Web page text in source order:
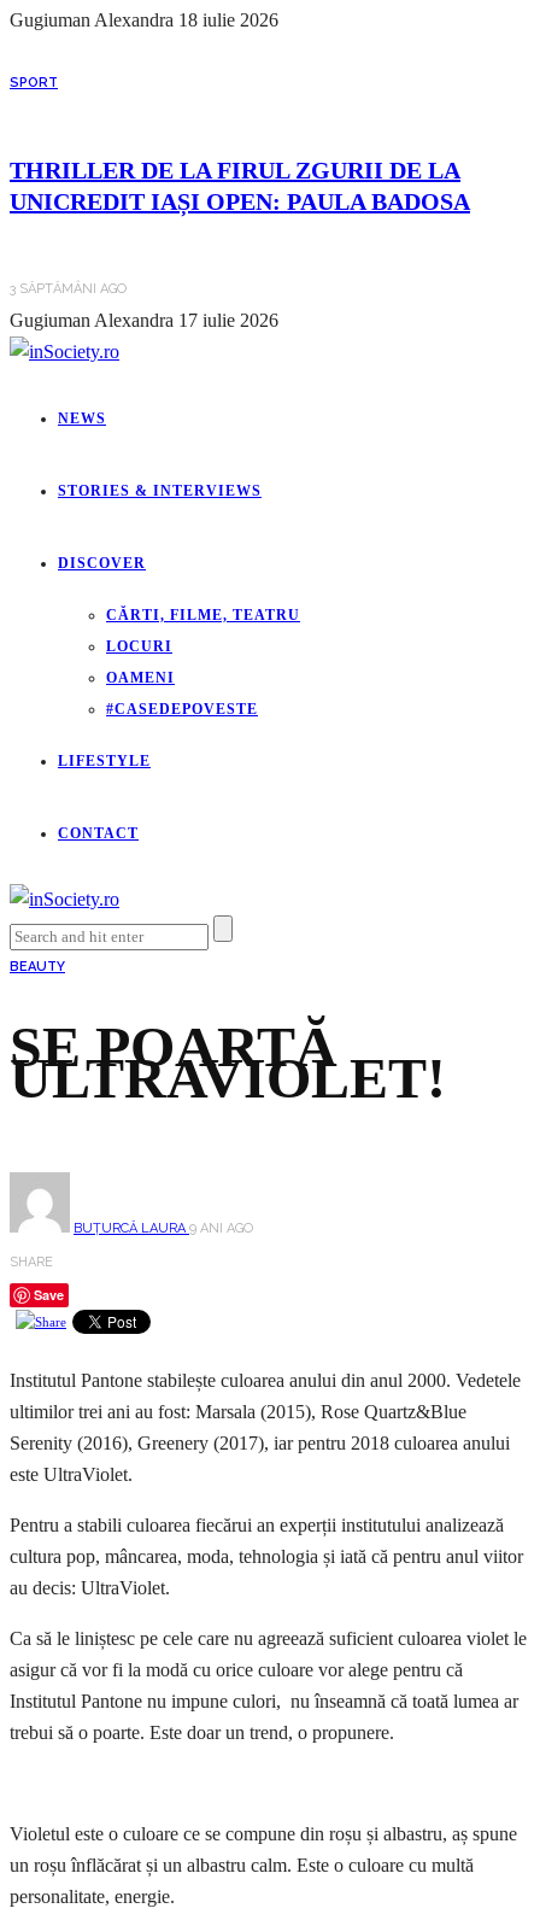
Gugiuman Alexandra 18 iulie 2026
SPORT
THRILLER DE LA FIRUL ZGURII DE LA
UNICREDIT IAȘI OPEN: PAULA BADOSA
3 SĂPTĂMÂNI AGO
Gugiuman Alexandra 17 iulie 2026
NEWS
STORIES & INTERVIEWS
DISCOVER
CĂRTI, FILME, TEATRU
LOCURI
OAMENI
#CASEDEPOVESTE
LIFESTYLE
CONTACT
BEAUTY
SE POARTĂ
ULTRAVIOLET!
BUȚURCĂ LAURA9 ANI AGO
SHARE
Save
Institutul Pantone stabilește culoarea anului din anul 2000. Vedetele
ultimilor trei ani au fost: Marsala (2015), Rose Quartz&Blue
Serenity (2016), Greenery (2017), iar pentru 2018 culoarea anului
este UltraViolet.
Pentru a stabili culoarea fiecărui an experții institutului analizează
cultura pop, mâncarea, moda, tehnologia și iată că pentru anul viitor
au decis: UltraViolet.
Ca să le liniștesc pe cele care nu agreează suficient culoarea violet le
asigur că vor fi la modă cu orice culoare vor alege pentru că
Institutul Pantone nu impune culori, nu înseamnă că toată lumea ar
trebui să o poarte. Este doar un trend, o propunere.
Violetul este o culoare ce se compune din roșu și albastru, aș spune
un roșu înflăcărat și un albastru calm. Este o culoare cu multă
personalitate, energie.